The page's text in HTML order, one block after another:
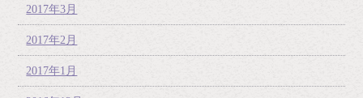
2017年3月
2017年2月
2017年1月